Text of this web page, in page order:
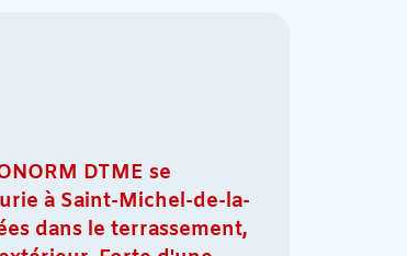
DTME se
à Saint-Michel-de-la-
dans le terrassement,